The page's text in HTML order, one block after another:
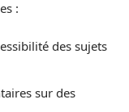
:
des sujets
sur des